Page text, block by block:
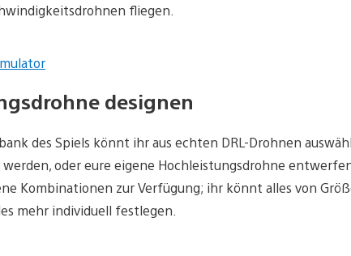
fliegen.
designen
des Spiels könnt ihr aus echten DRL-Drohnen
oder eure eigene Hochleistungsdrohne
Kombinationen zur Verfügung; ihr könnt alles von
mehr individuell festlegen.